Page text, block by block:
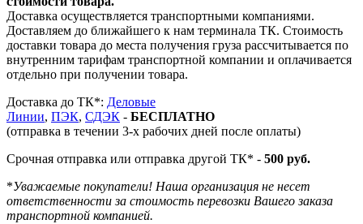
Доставка осуществляется транспортными компаниями.
Доставляем до ближайшего к нам терминала ТК. Стоимость
доставки товара до места получения груза рассчитывается по
внутренним тарифам транспортной компании и оплачивается
отдельно при получении товара.
Доставка до ТК*: Деловые
Линии, ПЭК, СДЭК - БЕСПЛАТНО
(отправка в течении 3-х рабочих дней после оплаты)
Срочная отправка или отправка другой ТК* - 500 руб.
*Уважаемые покупатели! Наша организация не несет
ответственности за стоимость перевозки Вашего заказа
транспортной компанией.